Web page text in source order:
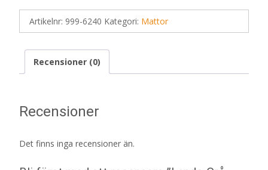
Artikelnr: 999-6240 Kategori: Mattor
Recensioner (0)
Recensioner
Det finns inga recensioner än.